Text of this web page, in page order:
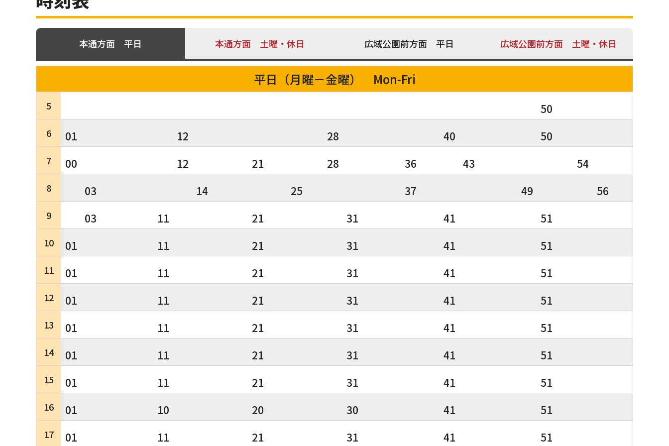
本通方面 平日 本通方面 土曜・休日 広域公園前方面 平日 広域公園前方面 土曜・休日
平日（月曜－金曜） Mon-Fri
5 50
6 01 12 28 40 50
7 00 12 21 28 36 43 54
8 03 14 25 37 49 56
9 03 11 21 31 41 51
10 01 11 21 31 41 51
11 01 11 21 31 41 51
12 01 11 21 31 41 51
13 01 11 21 31 41 51
14 01 11 21 31 41 51
15 01 11 21 31 41 51
16 01 10 20 30 41 51
17 01 11 21 31 41 51